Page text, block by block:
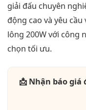
giải đấu chuyên
động cao và yêu
lông 200W với công
chọn tối ưu.
📩 Nhận báo giá